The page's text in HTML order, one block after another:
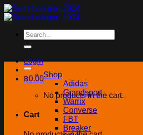
Skip
to
Search
for:
Login
฿0.00
No products in the cart.
Cart
Shop
Adidas
Grandsport
Warrix
Converse
FBT
Breaker